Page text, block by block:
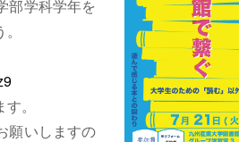
部学科学年を
。
願いしますの